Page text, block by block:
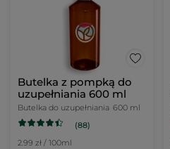
Butelka z pompką do
uzupełniania 600 ml
Butelka do uzupełniania 600 ml
(88)
2.99 zł / 100ml